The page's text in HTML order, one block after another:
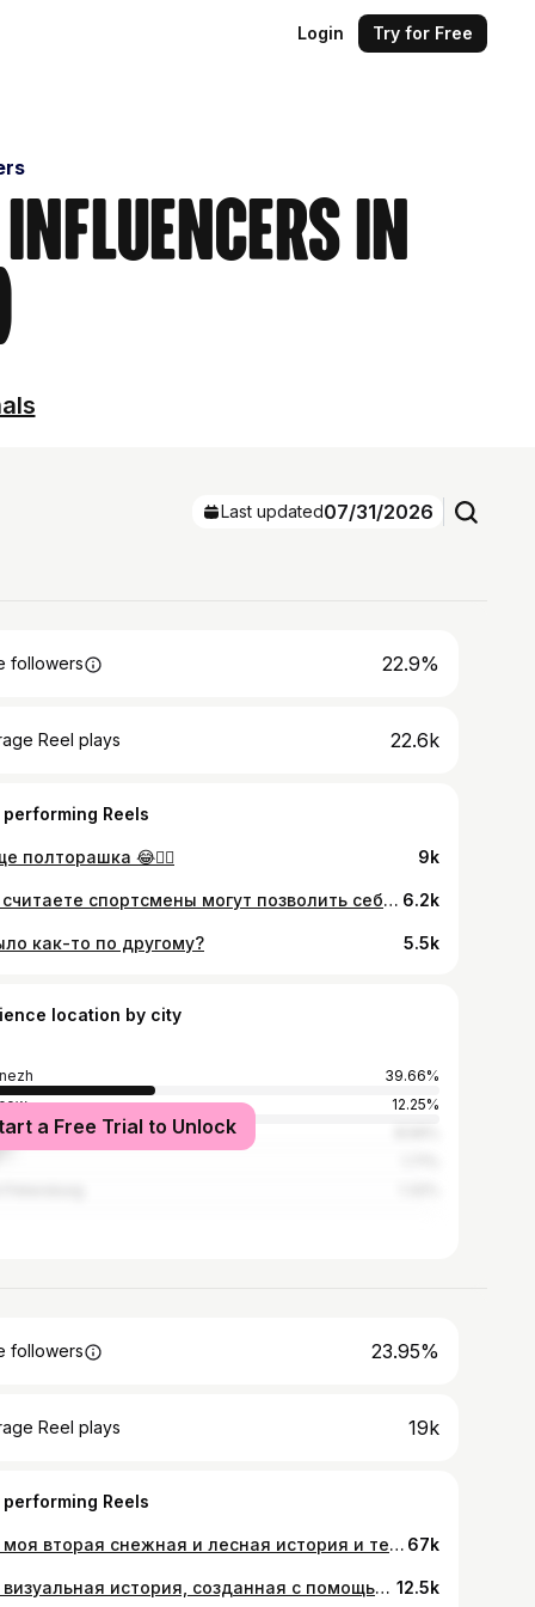
Login Try for Free
Influencers in
Last updated07/31/2026
followers 22.9%
Reel plays 22.6k
performing Reels
полторашка 😂✌🏽 9k
Как считаете спортсмены могут позволить себе такое поведение? Суть ссоры заключалась в том, что я не стала поддерживать пьянки с незнакомыми мне людьми, приняла решение удалиться и спокойно отдыхать в номере. Сутки мы никак не контактировали. Вечер на следующий день они продолжали пьянки с этой же компанией, я же предпочла спокойно отдохнуть. Перед сном я вышла в магазин чтобы купить продукты, прийдя в отель обнаружила что ключ от номера не подходит, попросила администратора обновить мне ключ, на что он мне ответил «второй ключ работать не будет» я в свою очередь сказала вероятно как и мой сейчас, мне же нужно попасть в номер. Собственно мне похуй разберется. Утром я проснулась от криков ты заблокировала мне доступ. Хотя как бы администратор подтвердил мои слова. В конечном итоге заявление я не смогла написать, так как из страны в таком случае выезжать я и Анна не можем. Интересно то, что я собрала всю команду. Моя бывшая клиентка Екатерина, бывшая близкая подруга Милена Белякова в след мне сообщила «если это выльется в сеть мне грозит депортация из стары». Как вам такой аттракцион?) Охуенных я подруг собрала) не захотела бухать и улыбаться незнакомым мужикам за коктейль лови) Героини Милена milloveyou4lifevrn и Анна Ким kim_anna_ 6.2k
как-то по другому? 5.5k
location by city
39.66%
12.25%
Rih a Free Trial to Unlock
followers 23.95%
Reel plays 19k
performing Reels
Это моя вторая снежная и лесная история и теперь о Снегурочке Про знакомого персонажа и про ту версию её судьбы о которой почти не говорят красивая легенда то, что могло быть спрятано в тишине леса и памяти людей Больше работ в моем профиле @samkaliss 67k
Это визуальная история, созданная с помощью ИИ Моя версия сказки о Снежной королеве, про выживание, страх и власть холода Когда зима перестаёт быть болью и становится силой Больше моих AI-историй и визуальных проектов в профиле @samkaliss 12.5k